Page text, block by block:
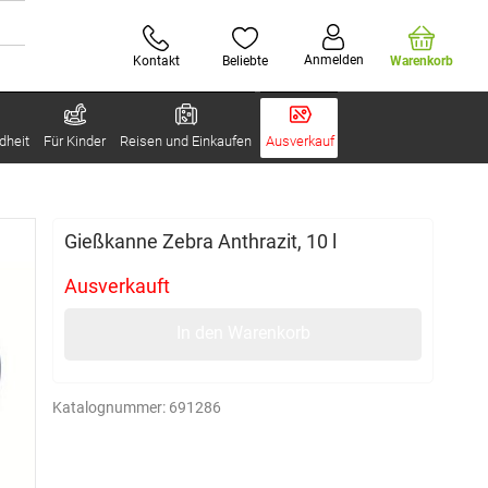
Kontakt Beliebte Anmelden Warenkorb
Für Kinder Reisen und Einkaufen Ausverkauf
Gießkanne Zebra Anthrazit, 10 l
Ausverkauft
Katalognummer: 691286